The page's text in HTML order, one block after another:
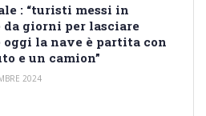
: “turisti messi in
da giorni per lasciare
oggi la nave è partita con
e un camion”
2024